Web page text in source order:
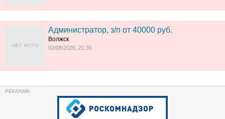
НЕТ ФОТО
Администратор, з/п от 40000 руб.
Волжск
02/08/2026, 21:35